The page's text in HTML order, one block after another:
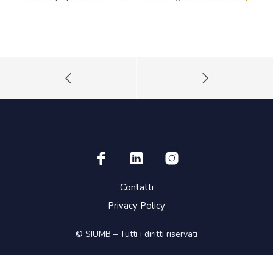
Contatti
Privacy Policy
© SIUMB – Tutti i diritti riservati